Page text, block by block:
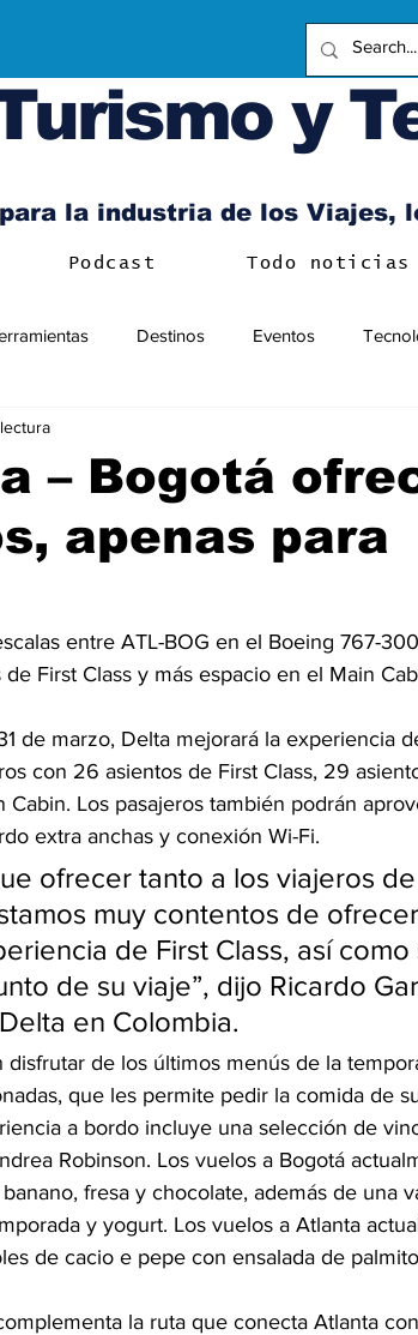
y
la industria de los Viajes,
Podcast Todo noticias
Destinos Eventos
– Bogotá
apenas para
entre ATL-BOG en el Boeing 767-
First Class y más espacio en el Main
con 26 asientos de First Class, 29
Cabin. Los pasajeros también podrán
extra anchas y conexión Wi-Fi.
ofrecer tanto a los viajeros
muy contentos de
de First Class, así como
de su viaje”, dijo Ricardo
en Colombia.
disfrutar de los últimos menús de la
que les permite pedir la comida de
a bordo incluye una selección de
Robinson. Los vuelos a Bogotá
fresa y chocolate, además de una
y yogurt. Los vuelos a Atlanta
de cacio e pepe con ensalada de
la ruta que conecta Atlanta